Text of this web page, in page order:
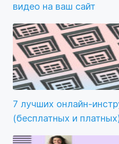
видео на ваш сайт
7 лучших онлайн-
(бесплатных и